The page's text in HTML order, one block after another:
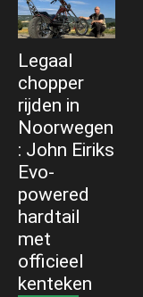
Legaal
chopper
rijden in
Noorwegen
: John Eiriks
Evo-
powered
hardtail
met
officieel
kenteken